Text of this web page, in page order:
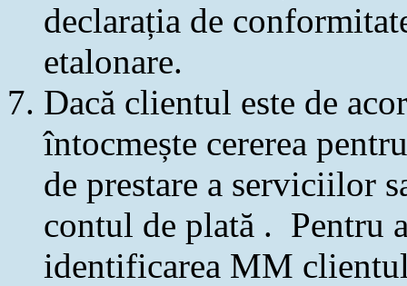
declarația de
etalonare.
Dacă clientul este de
întocmește cererea
de prestare a serviciilor
contul de plată . Pentru
identificarea MM